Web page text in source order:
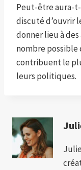
Peut-être aura-
discuté d’ouvrir
donner lieu à
nombre
contribuent le
leurs politiques.